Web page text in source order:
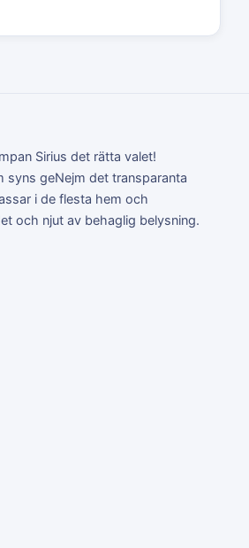
Sirius det rätta valet!
syns geNejm det transparanta
i de flesta hem och
och njut av behaglig belysning.